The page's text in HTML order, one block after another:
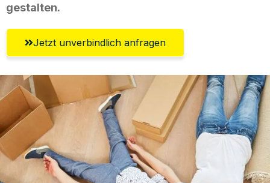
gestalten.
Jetzt unverbindlich anfragen